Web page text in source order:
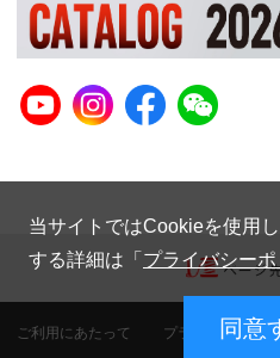
ご利用にあたって プライバシーポ
当サイトではCookieを使用
する詳細は「 プライバシー
同意